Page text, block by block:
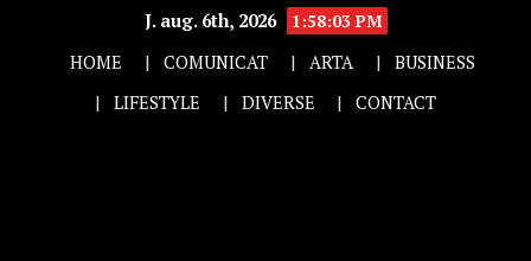
J. aug. 6th, 2026
1:58:04 PM
HOME
COMUNICAT ARTA
BUSINESS
LIFESTYLE
DIVERSE CONTACT